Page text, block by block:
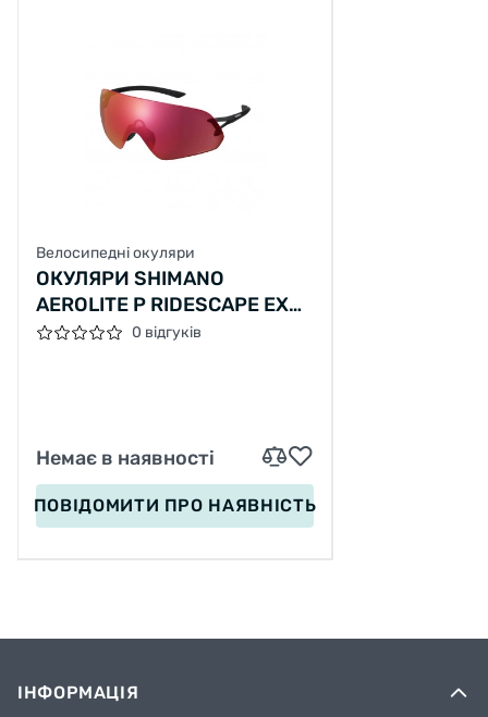
Велосипедні окуляри
ОКУЛЯРИ SHIMANO
AEROLITE P RIDESCAPE EX
SUNNY, ЧОРНІ МАТОВІ
0 відгуків
Немає в наявності
ПОВІДОМИТИ ПРО НАЯВНІСТЬ
ІНФОРМАЦІЯ